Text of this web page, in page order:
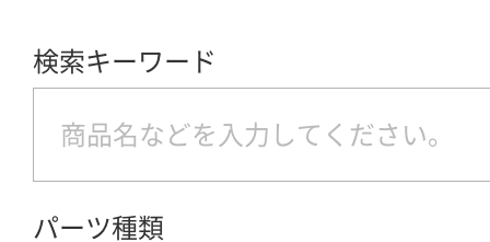
検索キーワード
パーツ種類